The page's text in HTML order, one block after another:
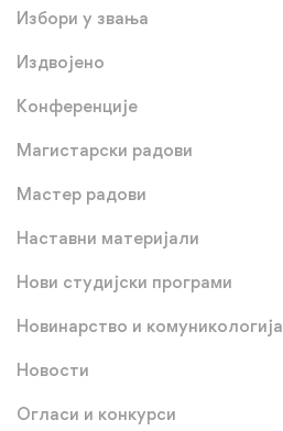
Избори у звања
Издвојено
Конференције
Магистарски радови
Мастер радови
Наставни материјали
Нови студијски програми
Новинарство и комуникологија
Новости
Огласи и конкурси